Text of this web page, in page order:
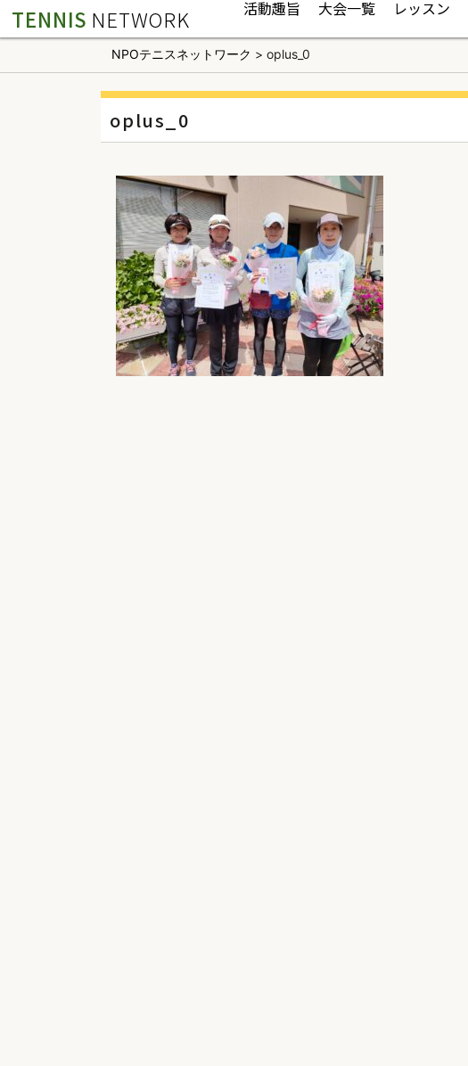
TENNIS NETWORK 活動趣旨 大会一覧 レッスン
NPOテニスネットワーク > oplus_0
oplus_0